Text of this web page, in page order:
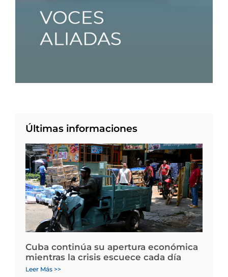
Últimas informaciones
Cuba continúa su apertura económica
mientras la crisis escuece cada día
Leer Más >>